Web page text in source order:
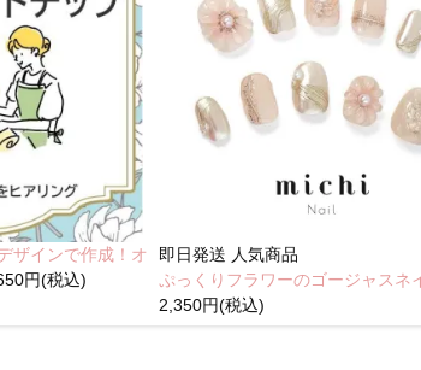
ザインで作成！オ
円(税込)
即日発送 人気商品
ぷっくりフラワーのゴージャスネ
2,350円(税込)